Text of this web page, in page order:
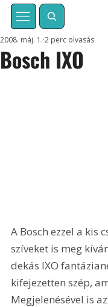
Bosch IXO
2008. máj. 1. 2 perc olvasás
A Bosch ezzel a kis
szíveket is meg
dekás IXO
kifejezetten szép,
Megjelenésével is